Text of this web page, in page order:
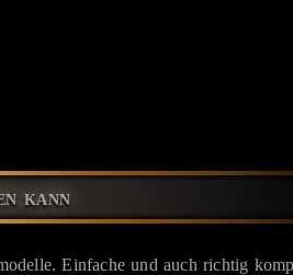
kann
Einfache und auch richtig